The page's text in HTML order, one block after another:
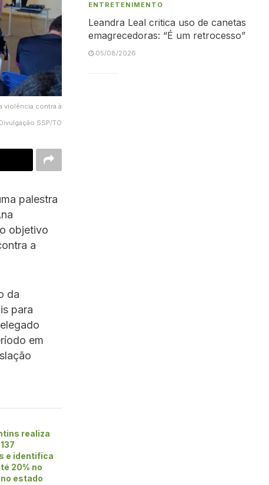
violência contra à
SSP/TO
palestra
objetivo
a
da
para
em
realiza
e identifica
20% no
estado
ENTRETENIMENTO
Leandra Leal critica uso de canetas
emagrecedoras: “É um retrocesso”
05/08/2026